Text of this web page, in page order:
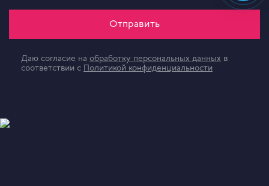
Отправить
Даю согласие на обработку персональных данных в
соответствии с Политикой конфиденциальности